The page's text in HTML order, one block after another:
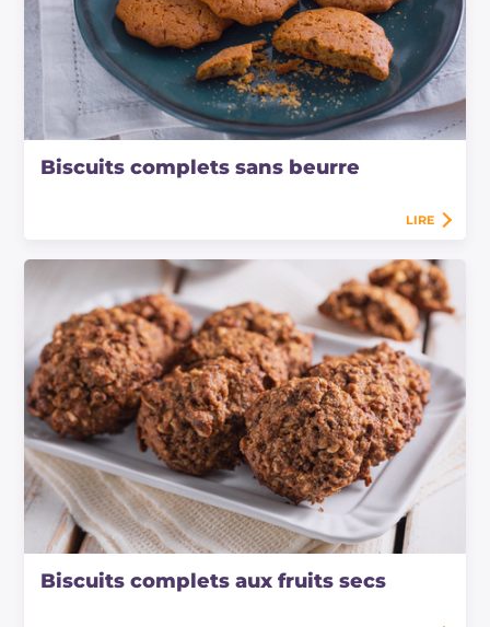
Biscuits complets sans beurre
LIRE
Biscuits complets aux fruits secs